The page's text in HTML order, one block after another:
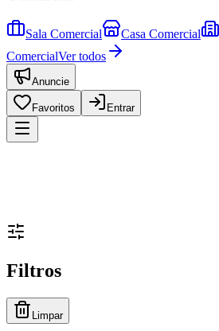
Sala Comercial Casa Comercial
ComercialVer todos
Anuncie
Favoritos Entrar
Filtros
Limpar